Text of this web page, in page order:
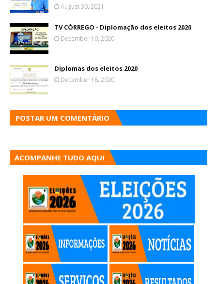
August 30, 2021
TV CÓRREGO - Diplomação dos eleitos 2020
December 19, 2020
Diplomas dos eleitos 2020
December 18, 2020
POSTAR UM COMENTÁRIO
ACOMPANHE TUDO AQUI